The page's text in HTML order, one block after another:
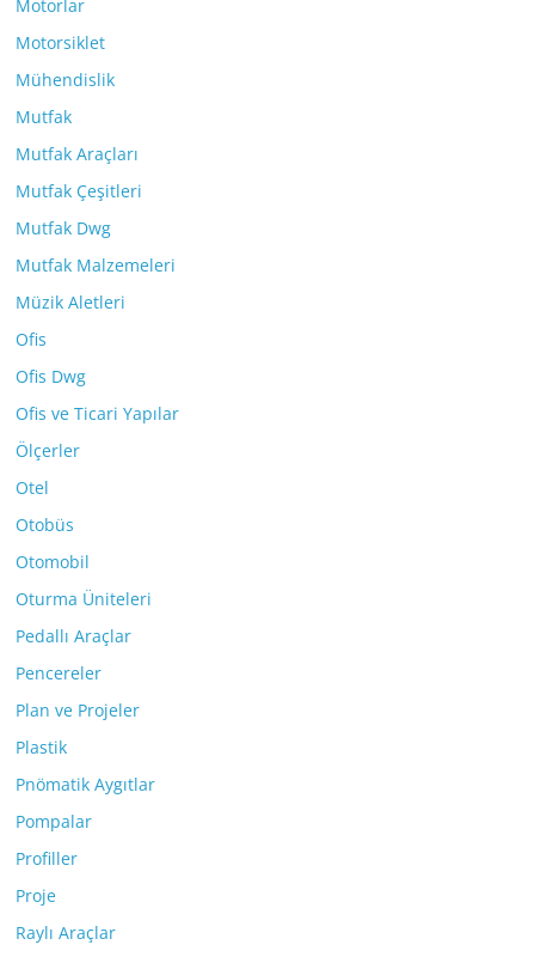
Motorlar
Motorsiklet
Mühendislik
Mutfak
Mutfak Araçları
Mutfak Çeşitleri
Mutfak Dwg
Mutfak Malzemeleri
Müzik Aletleri
Ofis
Ofis Dwg
Ofis ve Ticari Yapılar
Ölçerler
Otel
Otobüs
Otomobil
Oturma Üniteleri
Pedallı Araçlar
Pencereler
Plan ve Projeler
Plastik
Pnömatik Aygıtlar
Pompalar
Profiller
Proje
Raylı Araçlar